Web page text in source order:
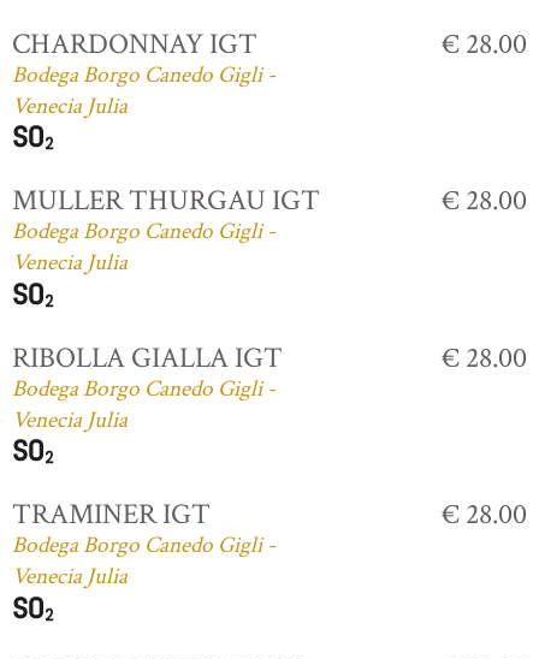
CHARDONNAY IGT
Bodega Borgo Canedo Gigli -
Venecia Julia
€ 28.00
MULLER THURGAU IGT
Bodega Borgo Canedo Gigli -
Venecia Julia
€ 28.00
RIBOLLA GIALLA IGT
Bodega Borgo Canedo Gigli -
Venecia Julia
€ 28.00
TRAMINER IGT
Bodega Borgo Canedo Gigli -
Venecia Julia
€ 28.00